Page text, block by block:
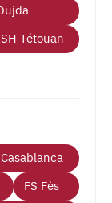
Tétouan
FS Fès